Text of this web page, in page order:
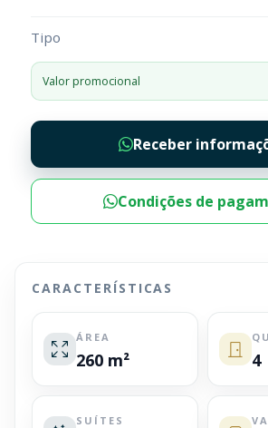
Tipo
Valor promocional
Receber
Condições de
CARACTERÍSTICAS
ÁREA
260 m² 4
SUÍTES